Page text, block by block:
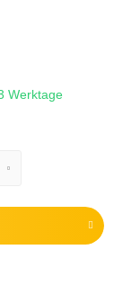
Werktage